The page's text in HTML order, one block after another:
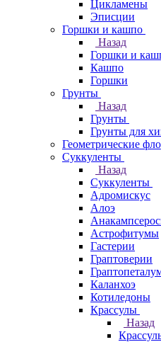
Цикламены
Эписции
Горшки и кашпо
Назад
Горшки и
Кашпо
Горшки
Грунты
Назад
Грунты
Грунты для
Геометрические
Суккуленты
Назад
Суккуленты
Адромискус
Алоэ
Астрофитумы
Гастерии
Граптоверии
Каланхоэ
Котиледоны
Крассулы
Назад